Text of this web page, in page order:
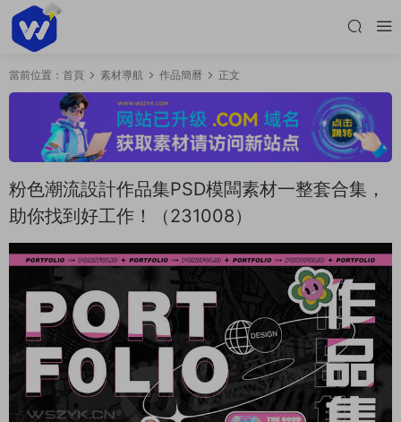
當前位置： 首頁 素材導航 作品簡曆 正文
粉色潮流設計作品集PSD模闆素材一整套合集，
助你找到好工作！（231008）